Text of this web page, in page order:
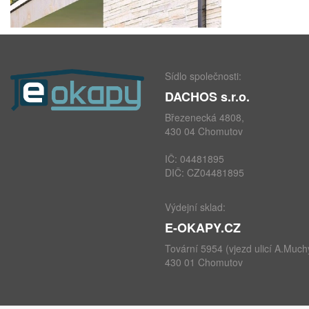
Sídlo společnosti:
DACHOS s.r.o.
Březenecká 4808,
430 04 Chomutov
IČ: 04481895
DIČ: CZ04481895
Výdejní sklad:
E-OKAPY.CZ
Tovární 5954 (vjezd ulicí
430 01 Chomutov